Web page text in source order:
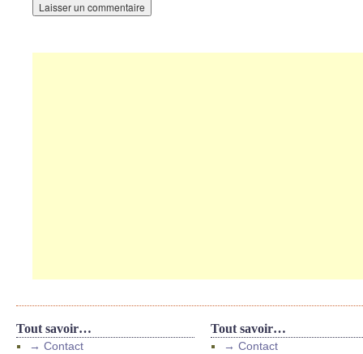
Tout savoir…
→ Contact
Tout savoir…
→ Contact